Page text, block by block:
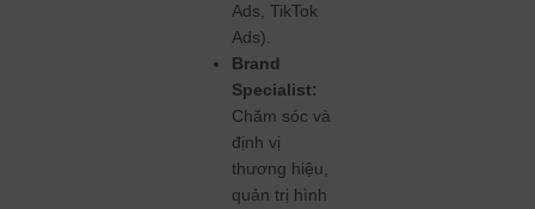
Ads, TikTok
Ads).
Brand
Specialist:
Chăm sóc và
định vị
thương hiệu,
quản trị hình